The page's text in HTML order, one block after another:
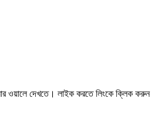
ওয়ালে দেখতে। লাইক করতে লিংকে ক্লিক করুন